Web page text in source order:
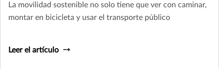
La movilidad sostenible no solo tiene que ver con caminar,
montar en bicicleta y usar el transporte público
Leer el artículo